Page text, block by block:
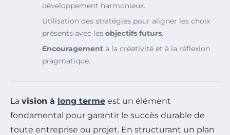
développement harmonieux.
Utilisation des stratégies pour aligner les choix
présents avec les objectifs futurs.
Encouragement à la créativité et à la réflexion
pragmatique.
La vision à long terme est un élément
fondamental pour garantir le succès durable de
toute entreprise ou projet. En structurant un plan